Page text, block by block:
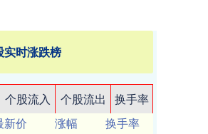
实时涨跌榜
个股流入 个股流出
换手率
新价 涨幅
换手率